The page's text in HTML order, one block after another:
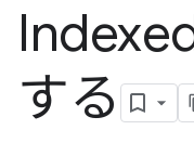
する